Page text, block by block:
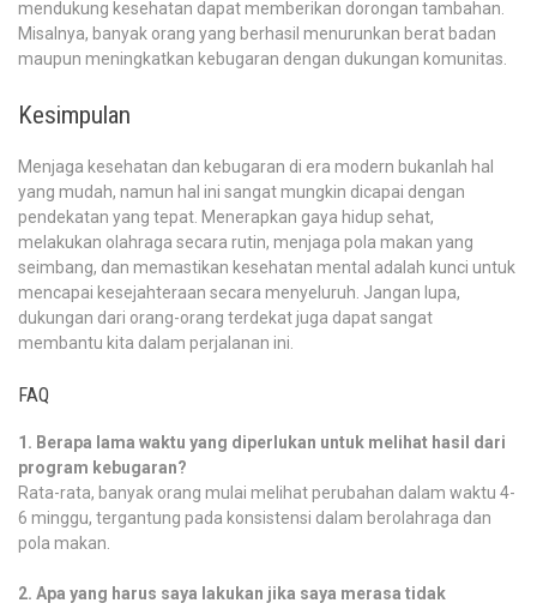
mendukung kesehatan dapat memberikan dorongan tambahan.
Misalnya, banyak orang yang berhasil menurunkan berat badan
maupun meningkatkan kebugaran dengan dukungan komunitas.
Kesimpulan
Menjaga kesehatan dan kebugaran di era modern bukanlah hal
yang mudah, namun hal ini sangat mungkin dicapai dengan
pendekatan yang tepat. Menerapkan gaya hidup sehat,
melakukan olahraga secara rutin, menjaga pola makan yang
seimbang, dan memastikan kesehatan mental adalah kunci untuk
mencapai kesejahteraan secara menyeluruh. Jangan lupa,
dukungan dari orang-orang terdekat juga dapat sangat
membantu kita dalam perjalanan ini.
FAQ
1. Berapa lama waktu yang diperlukan untuk melihat hasil dari
program kebugaran?
Rata-rata, banyak orang mulai melihat perubahan dalam waktu 4-
6 minggu, tergantung pada konsistensi dalam berolahraga dan
pola makan.
2. Apa yang harus saya lakukan jika saya merasa tidak